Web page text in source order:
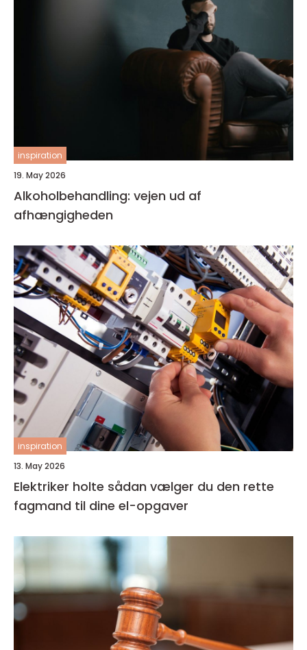
inspiration
19. May 2026
Alkoholbehandling: vejen ud af
afhængigheden
inspiration
13. May 2026
Elektriker holte sådan vælger du den rette
fagmand til dine el-opgaver